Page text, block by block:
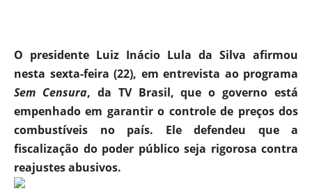
O presidente Luiz Inácio Lula da Silva afirmou
nesta sexta-feira (22), em entrevista ao programa
Sem Censura, da TV Brasil, que o governo está
empenhado em garantir o controle de preços dos
combustíveis no país. Ele defendeu que a
fiscalização do poder público seja rigorosa contra
reajustes abusivos.